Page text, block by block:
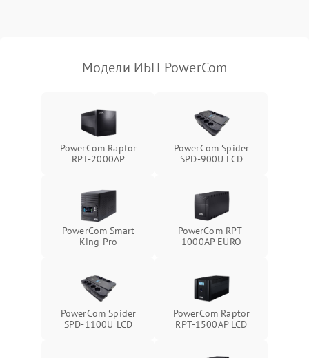
Неисправность системы
Подробнее →
переключения
Неисправность системы
1500 ₽ Подробнее →
Повреждение внутренних
Подробнее →
Неисправность системы
1500 ₽ Подробнее →
Модели ИБП PowerCom
PowerCom Raptor
RPT-2000AP
PowerCom Spider
SPD-900U LCD
PowerCom Smart
King Pro
PowerCom RPT-
1000AР EURO
PowerCom Spider
SPD-1100U LCD
PowerCom Raptor
RPT-1500AP LCD